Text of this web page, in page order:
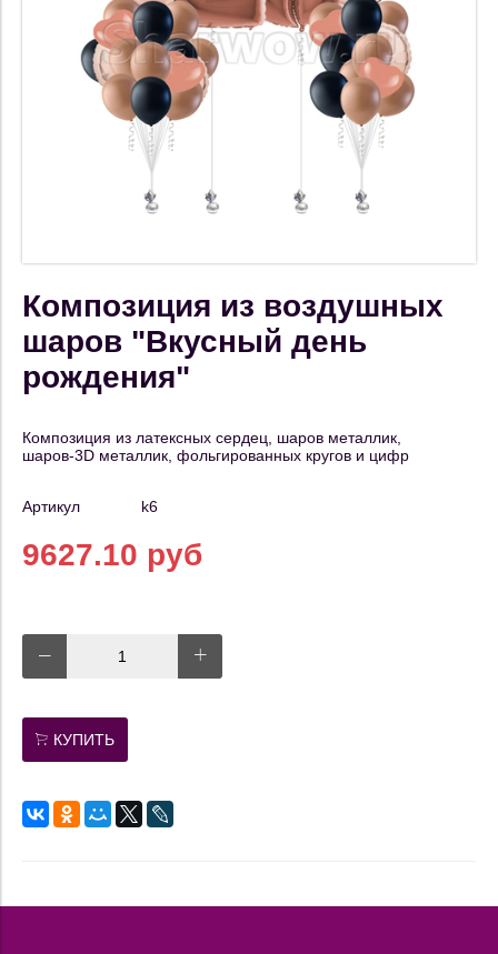
Композиция из воздушных
шаров "Вкусный день
рождения"
Композиция из латексных сердец, шаров металлик,
шаров-3D металлик, фольгированных кругов и цифр
Артикул k6
9627.10 руб
КУПИТЬ